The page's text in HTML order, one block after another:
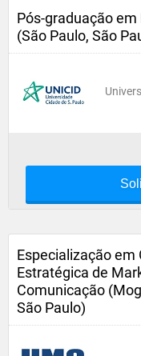
Pós-graduação
(São Paulo, São
Especialização em
Estratégica de
Comunicação
São Paulo)